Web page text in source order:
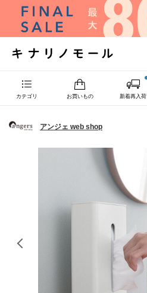
カテゴリ お買いもの 新着再入荷
アンジェ web shop